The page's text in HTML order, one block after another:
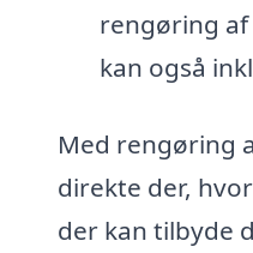
rengøring af
kan også
Med rengøring
direkte der,
der kan tilbyde